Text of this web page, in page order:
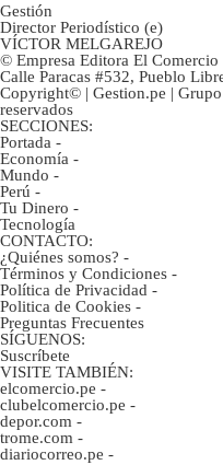
Gestión
Director Periodístico (e)
VÍCTOR MELGAREJO
© Empresa Editora El Comercio
Calle Paracas #532, Pueblo
Copyright© | Gestion.pe |
reservados
SECCIONES:
Portada -
Economía -
Mundo -
Perú -
Tu Dinero -
Tecnología
CONTACTO:
¿Quiénes somos? -
Términos y Condiciones -
Política de Privacidad -
Politica de Cookies -
Preguntas Frecuentes
SÍGUENOS:
Suscríbete
VISITE TAMBIÉN:
elcomercio.pe -
clubelcomercio.pe -
depor.com -
trome.com -
diariocorreo.pe -